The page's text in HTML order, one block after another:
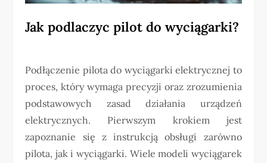
Jak podlaczyc pilot do wyciągarki?
Podłączenie pilota do wyciągarki elektrycznej to
proces, który wymaga precyzji oraz zrozumienia
podstawowych zasad działania urządzeń
elektrycznych. Pierwszym krokiem jest
zapoznanie się z instrukcją obsługi zarówno
pilota, jak i wyciągarki. Wiele modeli wyciągarek